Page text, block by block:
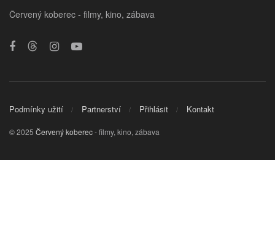
Červený koberec - filmy, kino, zábava
Podmínky užití Partnerství Přihlásit Kontakt
© 2025 Červený koberec- filmy, kino, zábava